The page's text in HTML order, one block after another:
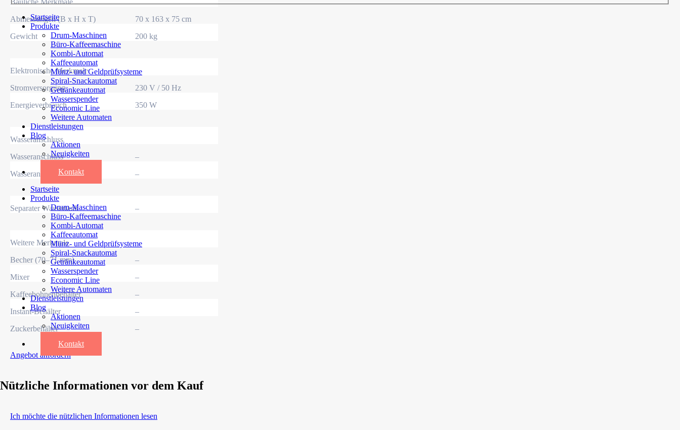
Startseite
Produkte
Drum-Maschinen
Büro-Kaffeemaschine
Kombi-Automat
Kaffeeautomat
Münz- und Geldprüfsysteme
Spiral-Snackautomat
Getränkeautomat
Wasserspender
Economic Line
Weitere Automaten
Dienstleistungen
Blog
Aktionen
Neuigkeiten
Informationen
Kontakt
Startseite
Produkte
Drum-Maschinen
Büro-Kaffeemaschine
Kombi-Automat
Kaffeeautomat
Münz- und Geldprüfsysteme
Spiral-Snackautomat
Getränkeautomat
Wasserspender
Economic Line
Weitere Automaten
Dienstleistungen
Blog
Aktionen
Neuigkeiten
Informationen
Kontakt
Bauliche Merkmale
Abmessungen (B x H x T)
70 x 163 x 75 cm
Gewicht
200 kg
Elektronische Merkmale
Stromversorgung
230 V / 50 Hz
Energieverbrauch
350 W
Wasseranschluss
Wasseranschluss
–
Wasseranschluss
–
Separater Wassertank –
Weitere Merkmale
Becher (70–71 mm)
–
Mixer
–
Kaffeebohnenbehälter
–
Instant-Behälter
–
Zuckerbehälter
–
Angebot anfordern
Nützliche Informationen vor dem Kauf
Ich möchte die nützlichen Informationen lesen